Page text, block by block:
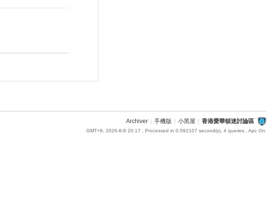
Archiver 手機版 小黑屋 香港愛華頓迷討論區
GMT+8, 2026-8-8 20:17 , Processed in 0.092107 second(s), 4 queries , Apc On.